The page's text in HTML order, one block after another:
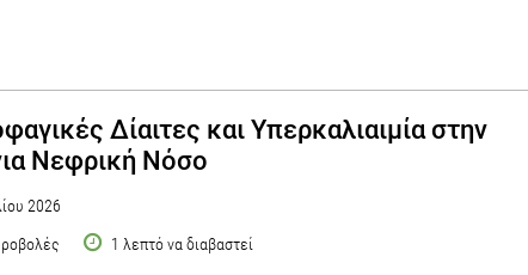
Δίαιτες και Υπερκαλιαιμία στην
Νεφρική Νόσο
2026
1 λεπτό να διαβαστεί